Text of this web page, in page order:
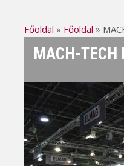
Főoldal » Főoldal »
MACH-